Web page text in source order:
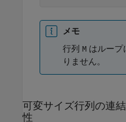
メモ
行列
M はループ
りません。
可変サイズ行列の連
性